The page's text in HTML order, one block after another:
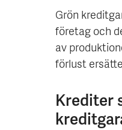
Grön
företag och
av
förlust
Krediter